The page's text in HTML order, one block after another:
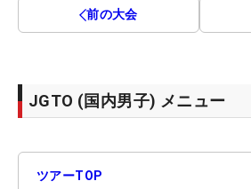
前の大会
JGTO (国内男子) メニュー
ツアーTOP